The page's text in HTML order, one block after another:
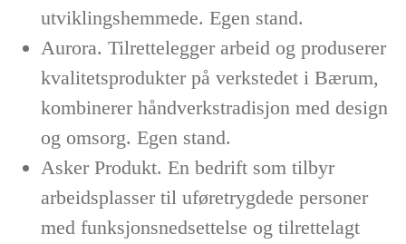
utviklingshemmede. Egen stand.
Aurora. Tilrettelegger arbeid og produserer
kvalitetsprodukter på verkstedet i Bærum,
kombinerer håndverkstradisjon med design
og omsorg. Egen stand.
Asker Produkt. En bedrift som tilbyr
arbeidsplasser til uføretrygdede personer
med funksjonsnedsettelse og tilrettelagt